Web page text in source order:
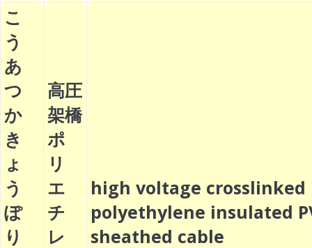
こ
う
あ
つ
か
き
ょ
う
ぽ
り
高圧
架橋
ポ
リ
エ
チ
レ
high voltage crosslinked
polyethylene insulated
sheathed cable